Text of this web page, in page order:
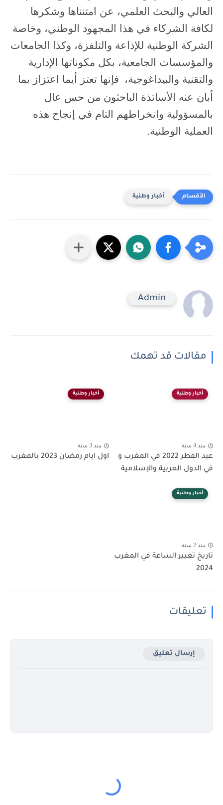
العالي والبحث العلمي، عن امتنناها وشكرها
لكافة الشركاء في هذا المجهود الوطني، وخاصة
الشركة الوطنية للإذاعة والتلفزة، وكذا الجامعات
والمؤسسات الجامعية، بكل مكوناتها الإدارية
والتقنية والبيداغوجية، فإنها تعتز أيما اعتزاز بما
أبان عنه الأساتذة الباحثون من حس عال
بالمسؤولية وانخراطهم التام في إنجاح هذه
العملية الوطنية.
أخبار وطنية
Admin
مقالات قد تهمك
أخبار وطنية
منذ 4 سنة
عيد الفطر 2022 في المغرب و
في الدول العربية والإسلامية
أخبار وطنية
منذ 3 سنة
اول ايام رمضان 2023 بالمغرب
أخبار وطنية
منذ 2 سنة
تاريخ تغيير الساعة في المغرب
2024
تعليقات
إرسال تعليق